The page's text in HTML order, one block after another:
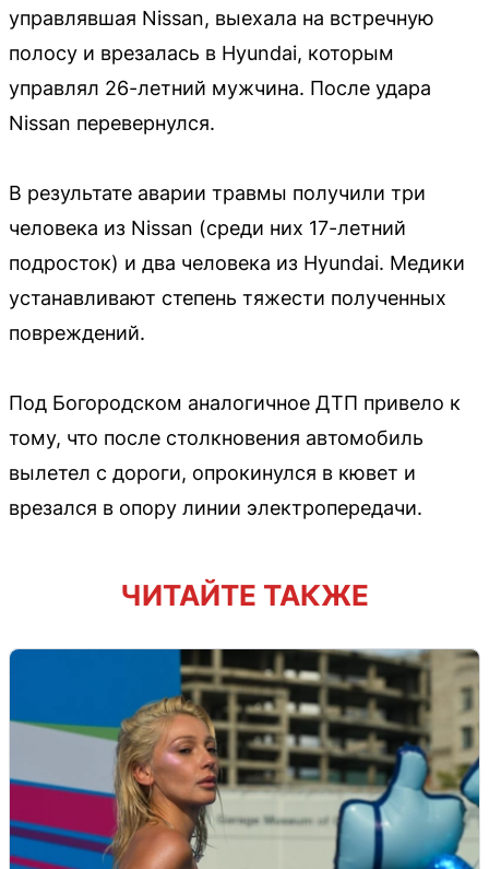
управлявшая Nissan, выехала на встречную
полосу и врезалась в Hyundai, которым
управлял 26-летний мужчина. После удара
Nissan перевернулся.
В результате аварии травмы получили три
человека из Nissan (среди них 17-летний
подросток) и два человека из Hyundai. Медики
устанавливают степень тяжести полученных
повреждений.
Под Богородском аналогичное ДТП привело к
тому, что после столкновения автомобиль
вылетел с дороги, опрокинулся в кювет и
врезался в опору линии электропередачи.
ЧИТАЙТЕ ТАКЖЕ